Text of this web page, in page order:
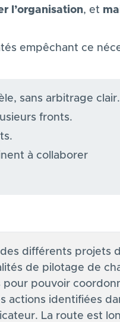
l’organisation, et
empêchant ce
sans arbitrage clair.
fronts.
à collaborer
différents projets
de pilotage de
pour pouvoir
actions identifiées
La route est